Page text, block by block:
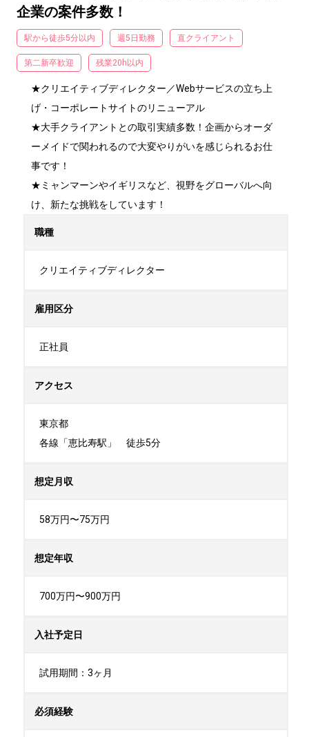
企業の案件多数！
駅から徒歩5分以内 週5日勤務 直クライアント
第二新卒歓迎 残業20h以内
★クリエイティブディレクター／Webサービスの立ち上
げ・コーポレートサイトのリニューアル
★大手クライアントとの取引実績多数！企画からオーダ
ーメイドで関われるので大変やりがいを感じられるお仕
事です！
★ミャンマーンやイギリスなど、視野をグローバルへ向
け、新たな挑戦をしています！
職種
クリエイティブディレクター
雇用区分
正社員
アクセス
東京都
各線「恵比寿駅」　徒歩5分
想定月収
58万円〜75万円
想定年収
700万円〜900万円
入社予定日
試用期間：3ヶ月
必須経験